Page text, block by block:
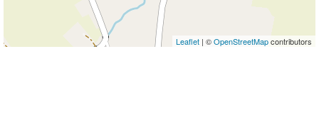
Leaflet | ©OpenStreetMapcontributors